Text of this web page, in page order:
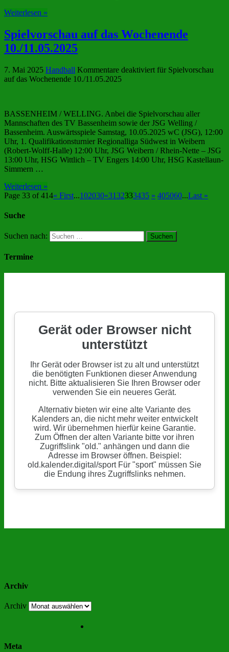
Weiterlesen »
Spielvorschau auf das Wochenende
10./11.05.2025
7. Mai 2025 Handball Kommentare deaktiviert für Spielvorschau
auf das Wochenende 10./11.05.2025
BASSENHEIM / WELLING. Anbei die Spielvorschau aller
Mannschaften des TV Bassenheim sowie der JSG Welling /
Bassenheim. Auswärtsspiele Samstag, 10.05.2025 wC (JSG), 12:00
Uhr, 1. Qualifikationsturnier Regionalliga Südwest in Weibern
(Robert-Wolff-Halle) 12:00 Uhr, JSG Weibern / Rhein-Nette – JSG
13:00 Uhr, HSG Wittlich – TV Engers 14:00 Uhr, HSG Kastellaun-
Simmern …
Weiterlesen »
Page 33 of 414« First...102030«3132333435 » 405060...Last »
Suche
Suchen nach:
Termine
Archiv
Archiv
Meta